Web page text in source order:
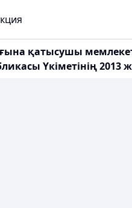
қатысушы
Үкіметінің